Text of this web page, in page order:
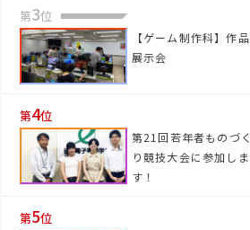
第3位
【ゲーム制作科】作品
展示会
第4位
第21回若年者ものづく
り競技大会に参加しま
す！
第5位